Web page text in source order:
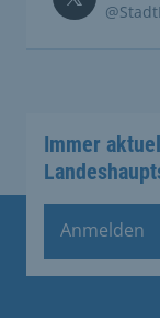
Immer
Anmelden